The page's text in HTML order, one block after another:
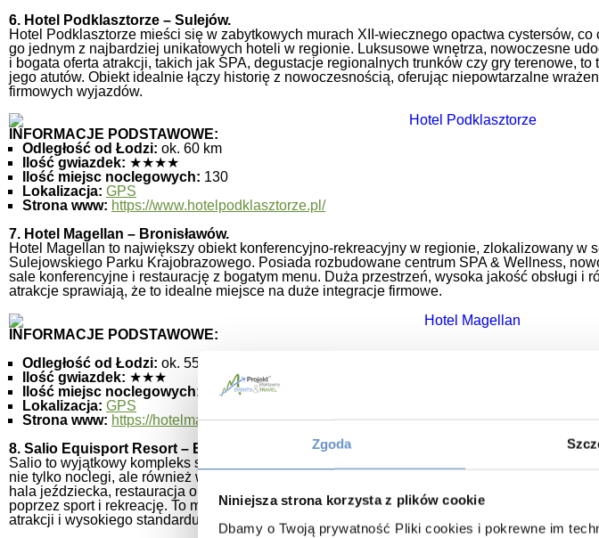
Zgoda
Niniejsza strona korzysta z plików cookie
Dbamy o Twoją prywatność Pliki cookies i pokrewne im
6. Hotel Podklasztorze – Sulejów.
Hotel Podklasztorze mieści się w zabytkowych murach XII-wiecznego opactwa cystersów, co
go jednym z najbardziej unikatowych hoteli w regionie. Luksusowe wnętrza, nowoczesne
i bogata oferta atrakcji, takich jak SPA, degustacje regionalnych trunków czy gry terenowe, to
jego atutów. Obiekt idealnie łączy historię z nowoczesnością, oferując niepowtarzalne
firmowych wyjazdów.
INFORMACJE PODSTAWOWE:
Odległość od Łodzi: ok. 60 km
Ilość gwiazdek: ★★★★
Ilość miejsc noclegowych: 130
Lokalizacja: GPS
Strona www: https://www.hotelpodklasztorze.pl/
7. Hotel Magellan – Bronisławów.
Hotel Magellan to największy obiekt konferencyjno-rekreacyjny w regionie, zlokalizowany w
Sulejowskiego Parku Krajobrazowego. Posiada rozbudowane centrum SPA & Wellness,
sale konferencyjne i restaurację z bogatym menu. Duża przestrzeń, wysoka jakość obsługi i
atrakcje sprawiają, że to idealne miejsce na duże integracje firmowe.
INFORMACJE PODSTAWOWE:
Odległość od Łodzi: ok. 55 km
Ilość gwiazdek: ★★★
Ilość miejsc noclegowych:
250
Lokalizacja: GPS
Strona www: https://hotelmagellan.pl/
8. Salio Equisport Resort – Besiekierz Rudny.
Salio to wyjątkowy kompleks sportowo-rekreacyjny zlokalizowany niedaleko Zgierza, oferujący
nie tylko noclegi, ale również wyjątkowe doświadczenia związane z jeździectwem.
hala jeździecka, restauracja oraz przestrzenie eventowe czynią go miejscem stworzonym do
poprzez sport i rekreację. To miejsce szczególnie cenione przez firmy poszukujące
atrakcji i wysokiego standardu usług.